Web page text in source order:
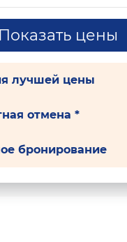
Показать цены
лучшей цены
отмена *
бронирование